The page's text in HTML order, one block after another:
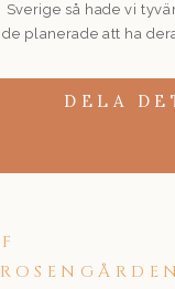
Sverige så hade vi
de planerade att ha
extra kul att komma
problem med
stund i solen där
DELA